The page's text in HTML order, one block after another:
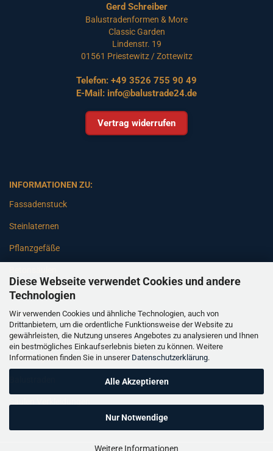
Diese Webseite verwendet Cookies und andere
Technologien
Wir verwenden Cookies und ähnliche Technologien, auch von
Drittanbietern, um die ordentliche Funktionsweise der Website zu
gewährleisten, die Nutzung unseres Angebotes zu analysieren und Ihnen
ein bestmögliches Einkaufserlebnis bieten zu können. Weitere
Informationen finden Sie in unserer Datenschutzerklärung.
Alle Akzeptieren
Nur Notwendige
Weitere Informationen
Gerd Schreiber
Balustradenformen & More
Classic Garden
Lindenstr. 19
01561 Priestewitz / Zottewitz
Telefon: +49 3526 755 90 49
E-Mail: info@balustrade24.de
Vertrag widerrufen
INFORMATIONEN ZU:
Fassadenstuck
Steinlaternen
Pflanzgefäße
Gartenbänke
Pfeiler
Gartenbrunnen
Gartenfiguren